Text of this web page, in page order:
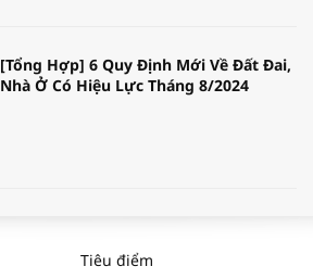
[Tổng Hợp] 6 Quy Định Mới Về Đất Đai,
Nhà Ở Có Hiệu Lực Tháng 8/2024
NAM NĂM 2024 VÀ NĂM 2025 | NHỊP
ĐẬP THỊ TRƯỜNG #62
Tiêu điểm